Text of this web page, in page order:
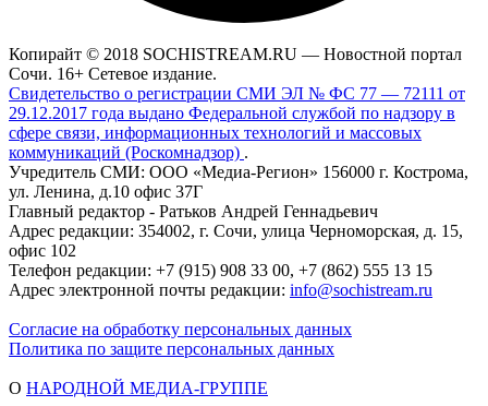
Копирайт © 2018 SOCHISTREAM.RU — Новостной портал
Сочи. 16+ Сетевое издание.
Свидетельство о регистрации СМИ ЭЛ № ФС 77 — 72111 от
29.12.2017 года выдано Федеральной службой по надзору в
сфере связи, информационных технологий и массовых
коммуникаций (Роскомнадзор) .
Учредитель СМИ: ООО «Медиа-Регион» 156000 г. Кострома,
ул. Ленина, д.10 офис 37Г
Главный редактор - Ратьков Андрей Геннадьевич
Адрес редакции: 354002, г. Сочи, улица Черноморская, д. 15,
офис 102
Телефон редакции: +7 (915) 908 33 00, +7 (862) 555 13 15
Адрес электронной почты редакции: info@sochistream.ru
Согласие на обработку персональных данных
Политика по защите персональных данных
О НАРОДНОЙ МЕДИА-ГРУППЕ